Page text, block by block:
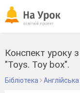
Конспект уроку
"Toys. Toy box".
Бібліотека